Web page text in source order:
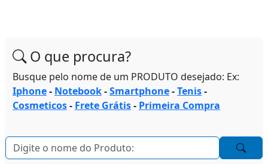
O que procura?
Busque pelo nome de um PRODUTO desejado: Ex:
Iphone- Notebook-Smartphone-Tenis-
Cosmeticos- Frete Grátis- Primeira Compra